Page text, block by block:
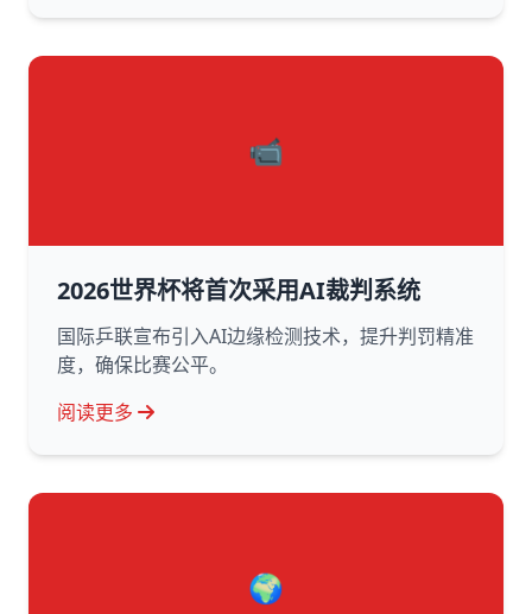
📹
2026世界杯将首次采用AI裁判系统
国际乒联宣布引入AI边缘检测技术，提升判罚精准
度，确保比赛公平。
阅读更多
🌍